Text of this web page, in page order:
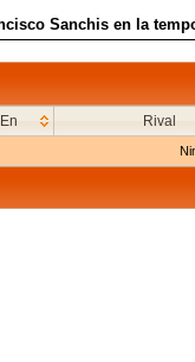
Sanchis en la
En Rival